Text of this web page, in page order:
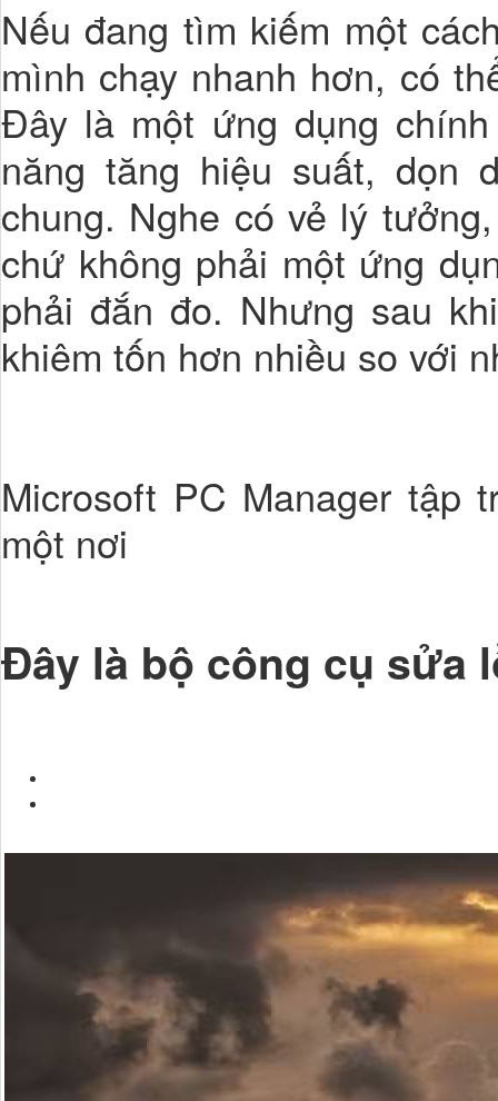
Nếu đang tìm kiếm một
mình chạy nhanh hơn, có
Đây là một ứng dụng
năng tăng hiệu suất, dọn
chung. Nghe có vẻ lý
chứ không phải một ứng
phải đắn đo. Nhưng sau
khiêm tốn hơn nhiều so với
Microsoft PC Manager tập
một nơi
Đây là bộ công cụ sửa